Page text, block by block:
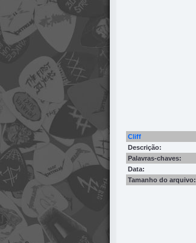
Cliff
Descrição:
Palavras-chaves:
Data:
Tamanho do arquivo: